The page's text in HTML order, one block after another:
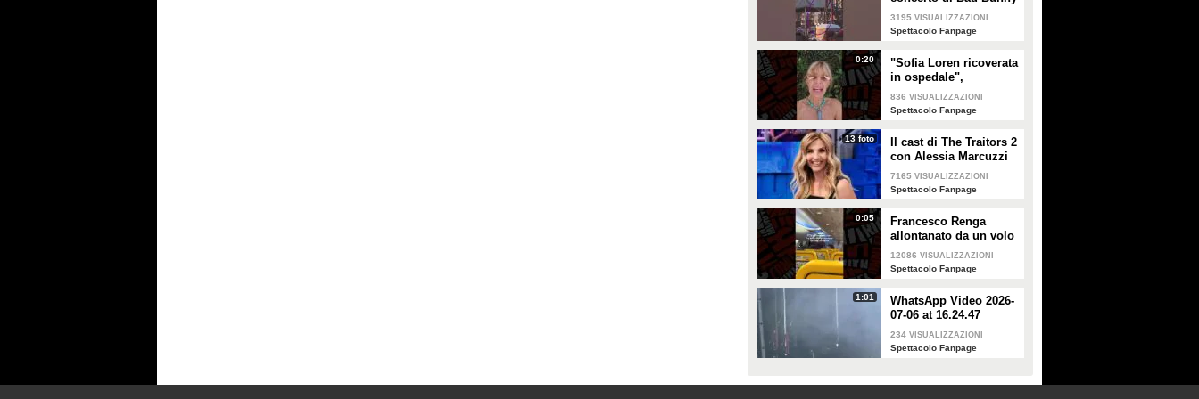
a Milano
3195 VISUALIZZAZIONI
Spettacolo Fanpage
0:20
"Sofia Loren ricoverata
in ospedale",
Alessandra Mussolini
smentisce: "È serena e
836 VISUALIZZAZIONI
Spettacolo Fanpage
13 foto
Il cast di The Traitors 2
con Alessia Marcuzzi
7165 VISUALIZZAZIONI
Spettacolo Fanpage
0:05
Francesco Renga
allontanato da un volo
Ryanair dopo una
discussione con gli
12086 VISUALIZZAZIONI
Spettacolo Fanpage
1:01
WhatsApp Video 2026-
07-06 at 16.24.47
234 VISUALIZZAZIONI
Spettacolo Fanpage